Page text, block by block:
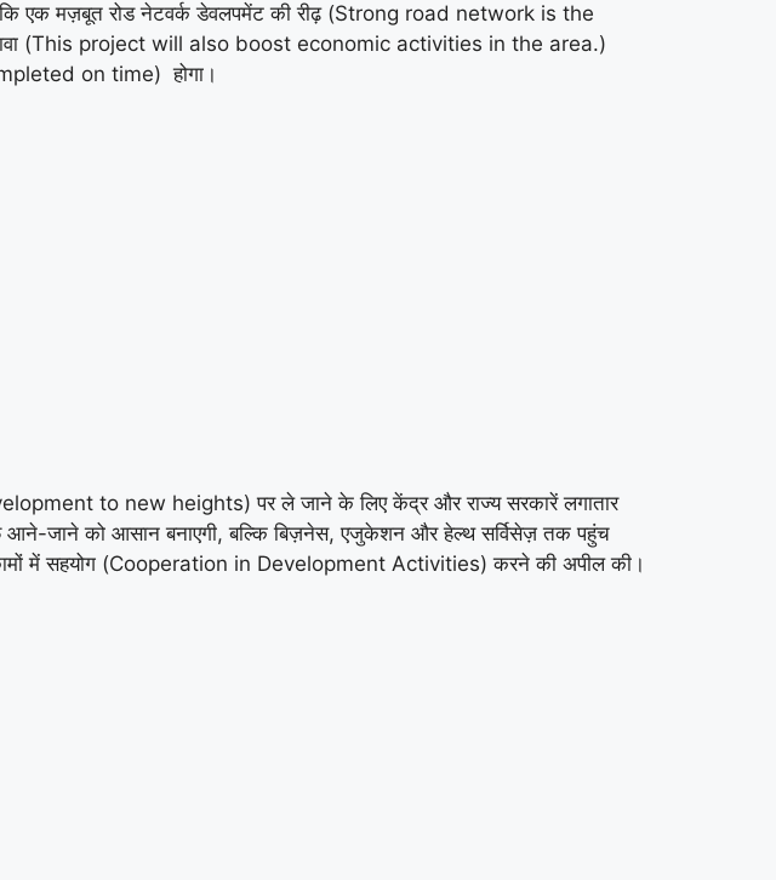
मज़बूत रोड नेटवर्क डेवलपमेंट की रीढ़ (Strong road network is the
(This project will also boost economic activities in the area.)
on time) होगा।
to new heights) पर ले जाने के लिए केंद्र और राज्य सरकारें लगातार
जाने को आसान बनाएगी, बल्कि बिज़नेस, एजुकेशन और हेल्थ सर्विसेज़ तक पहुंच
में सहयोग (Cooperation in Development Activities) करने की अपील की।